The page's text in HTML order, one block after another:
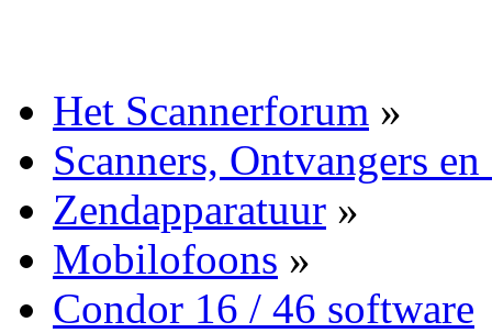
Het Scannerforum »
Scanners, Ontvangers
Zendapparatuur »
Mobilofoons »
Condor 16 / 46 software